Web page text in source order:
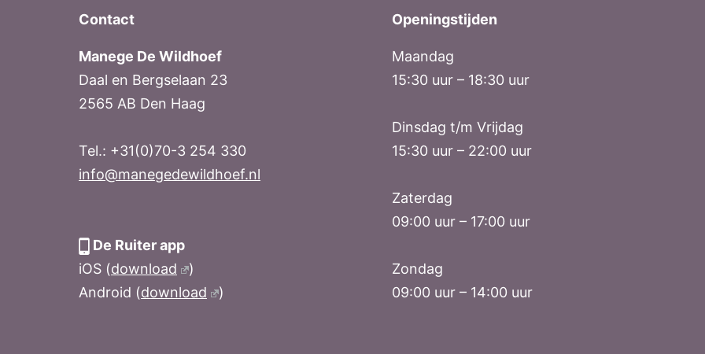
Contact
Manege De Wildhoef
Daal en Bergselaan 23
2565 AB Den Haag
Tel.: +31(0)70-3 254 330
info@manegedewildhoef.nl
De Ruiter app
iOS (download
)
Android (download )
Openingstijden
Maandag
15:30 uur – 18:30 uur
Dinsdag t/m Vrijdag
15:30 uur – 22:00 uur
Zaterdag
09:00 uur – 17:00 uur
Zondag
09:00 uur – 14:00 uur